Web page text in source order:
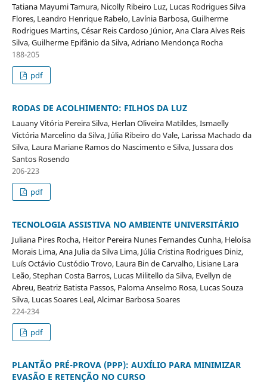
Tatiana Mayumi Tamura, Nicolly Ribeiro Luz, Lucas Rodrigues Silva
Flores, Leandro Henrique Rabelo, Lavínia Barbosa, Guilherme
Rodrigues Martins, César Reis Cardoso Júnior, Ana Clara Alves Reis
Silva, Guilherme Epifânio da Silva, Adriano Mendonça Rocha
188-205
pdf
RODAS DE ACOLHIMENTO: FILHOS DA LUZ
Lauany Vitória Pereira Silva, Herlan Oliveira Matildes, Ismaelly
Victória Marcelino da Silva, Júlia Ribeiro do Vale, Larissa Machado da
Silva, Laura Mariane Ramos do Nascimento e Silva, Jussara dos
Santos Rosendo
206-223
pdf
TECNOLOGIA ASSISTIVA NO AMBIENTE UNIVERSITÁRIO
Juliana Pires Rocha, Heitor Pereira Nunes Fernandes Cunha, Heloísa
Morais Lima, Ana Julia da Silva Lima, Júlia Cristina Rodrigues Diniz,
Luís Octávio Custódio Trovo, Laura Bin de Carvalho, Lisiane Lara
Leão, Stephan Costa Barros, Lucas Militello da Silva, Evellyn de
Abreu, Beatriz Batista Passos, Paloma Anselmo Rosa, Lucas Souza
Silva, Lucas Soares Leal, Alcimar Barbosa Soares
224-234
pdf
PLANTÃO PRÉ-PROVA (PPP): AUXÍLIO PARA MINIMIZAR
EVASÃO E RETENÇÃO NO CURSO